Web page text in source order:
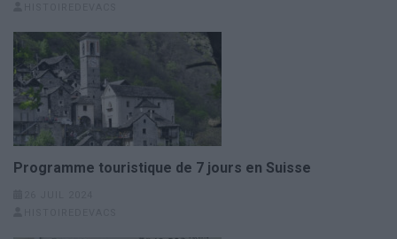
Programme touristique de 7 jours en Suisse